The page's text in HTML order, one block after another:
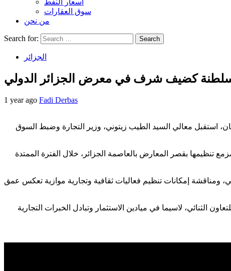
اسعار النفط
سوق العقارات
من نحن
Search for:
الجزائر
1 year ago Fadi Derbas
استقبل معالي السيد الطيب زيتوني، وزير التجارة وضبط السوق
بقصر المعارض بالعاصمة الجزائر، خلال الفترة الممتدة
ومناقشة إمكانات تنظيم فعاليات ثقافية وتجارية موازية تعكس عمق